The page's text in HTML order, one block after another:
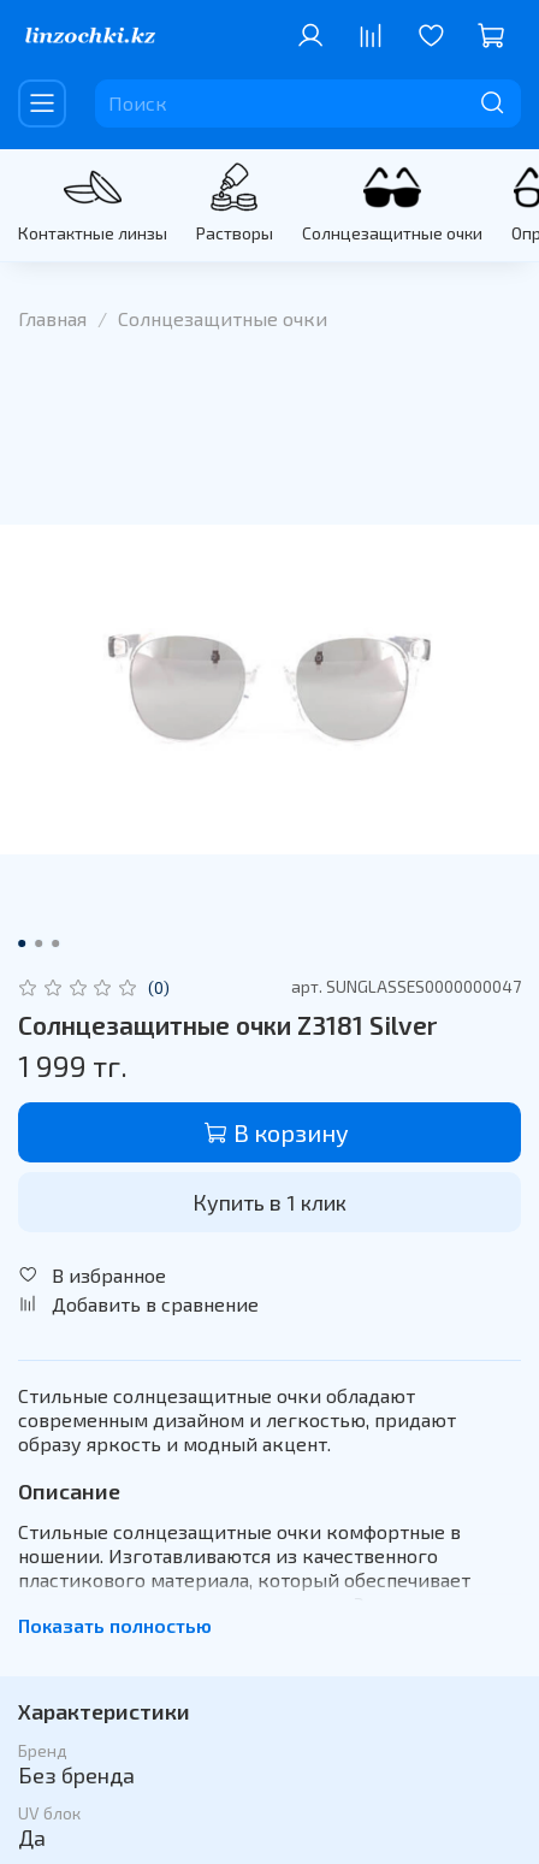
Контактные линзы Растворы Солнцезащитные очки
Главная Солнцезащитные очки
(0) арт. SUNGLASSES0000000047
Солнцезащитные очки Z3181 Silver
1 999 тг.
В корзину
Купить в 1 клик
В избранное
Добавить в сравнение
Стильные солнцезащитные очки обладают
современным дизайном и легкостью, придают
образу яркость и модный акцент.
Описание
Стильные солнцезащитные очки комфортные в
ношении. Изготавливаются из качественного
пластикового материала, который обеспечивает
солнцезащитные очки позволяют подчеркнуть
использования. Эти солнцезащитные очки являются
практичным и стильным аксессуаром, который
добавляет яркости и законченности любому образу.
Показать полностью
Характеристики
Бренд
Без бренда
UV блок
Да